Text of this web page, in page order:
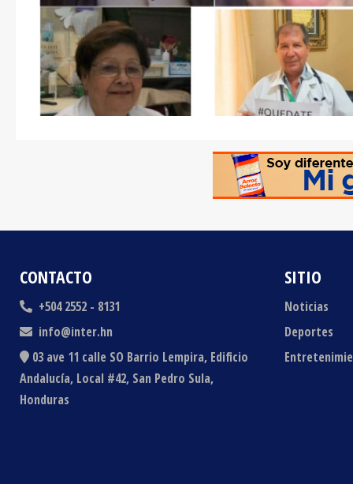
CONTACTO
+504 2552 - 8131
info@inter.hn
03 ave 11 calle SO Barrio Lempira, Edificio
Andalucía, Local #42, San Pedro Sula,
Honduras
SITIO
Noticias
Deportes